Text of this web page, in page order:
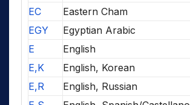
EC
Eastern Cham
EGY
Egyptian Arabic
E
English
E,K
English, Korean
E,R
English, Russian